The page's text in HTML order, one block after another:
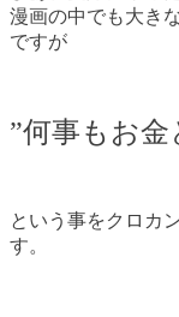
漫画の中でも大き
ですが
”何事もお
という事をクロカ
す。